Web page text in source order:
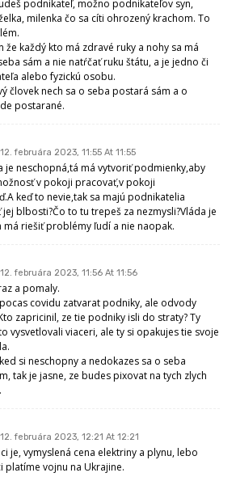
podnikateľ, možno podnikateľov syn,
milenka čo sa cíti ohrozený krachom. To
že každý kto má zdravé ruky a nohy sa má
sám a nie natŕčať ruku štátu, a je jedno či
alebo fyzickú osobu.
človek nech sa o seba postará sám a o
postarané.
12. februára 2023, 11:55 At 11:55
je neschopná,tá má vytvoriť podmienky,aby
v pokoji pracovať,v pokoji
keď to nevie,tak sa majú podnikatelia
blbosti?Čo to tu trepeš za nezmysli?Vláda je
má riešiť problémy ľudí a nie naopak.
12. februára 2023, 11:56 At 11:56
a pomaly.
covidu zatvarat podniky, ale odvody
zapricinil, ze tie podniky isli do straty? Ty
vysvetlovali viaceri, ale ty si opakujes tie svoje
si neschopny a nedokazes sa o seba
tak je jasne, ze budes pixovat na tych zlych
12. februára 2023, 12:21 At 12:21
je, vymyslená cena elektriny a plynu, lebo
platíme vojnu na Ukrajine.